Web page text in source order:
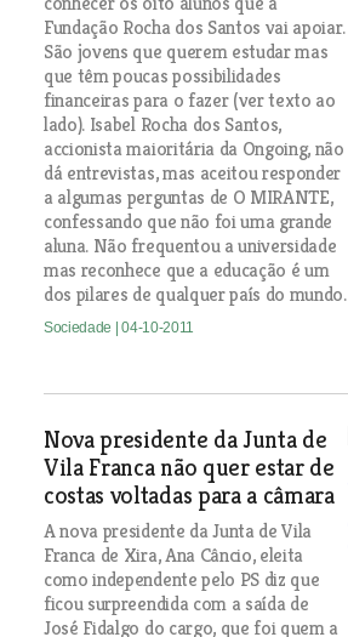
Fundação Rocha dos Santos vai apoiar.
São jovens que querem estudar mas
que têm poucas possibilidades
financeiras para o fazer (ver texto ao
lado). Isabel Rocha dos Santos,
accionista maioritária da Ongoing, não
dá entrevistas, mas aceitou responder
a algumas perguntas de O MIRANTE,
confessando que não foi uma grande
aluna. Não frequentou a universidade
mas reconhece que a educação é um
dos pilares de qualquer país do mundo.
Sociedade | 04-10-2011
Nova presidente da Junta de
Vila Franca não quer estar de
costas voltadas para a câmara
A nova presidente da Junta de Vila
Franca de Xira, Ana Câncio, eleita
como independente pelo PS diz que
ficou surpreendida com a saída de
José Fidalgo do cargo, que foi quem a